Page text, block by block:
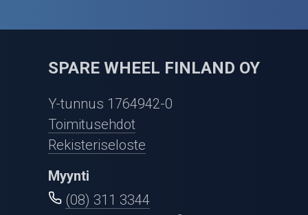
SPARE WHEEL FINLAND OY
Y-tunnus 1764942-0
Toimitusehdot
Rekisteriseloste
Myynti
(08) 311 3344